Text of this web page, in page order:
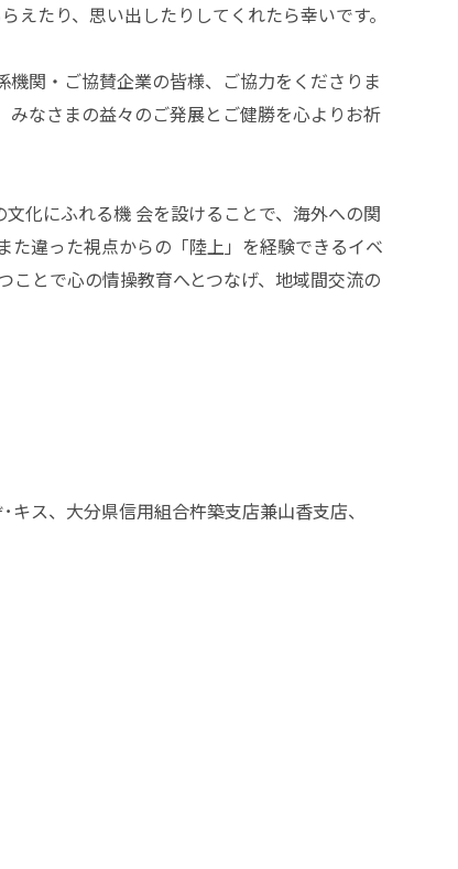
たり、思い出したりしてくれたら幸いです。
関・ご協賛企業の皆様、ご協力をくださりま
なさまの益々のご発展とご健勝を心よりお祈
化にふれる機 会を設けることで、海外への関
た違った視点からの「陸上」を経験できるイベ
とで心の情操教育へとつなげ、地域間交流の
ス、大分県信用組合杵築支店兼山香支店、